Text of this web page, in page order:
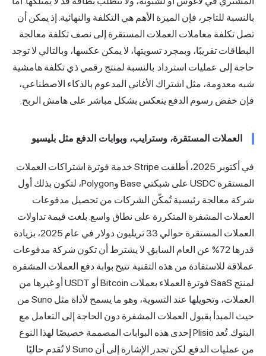
للتاجر، فإن الميزة الأهم هي التكلفة والنهائية. إذ يمكن أن
معاملات العملات المستقرة إلى نصف تكلفة معالجة
تقريبًا، وبمجرد تسويتها، لا يمكن عكسها، وبالتالي لا توجد
إلى عمليات استرداد. بالنسبة لمنتج رقمي ذي تكلفة هامشية
مثل اشتراك الأغاني المدعوم بالذكاء الاصطناعي،
رسوم الدفع ينعكس بشكل مباشر على هامش الربح.
المستقرة، وسترايب، وبوابات الدفع مثل بليسيو
2025،
أطلقت Stripe خدمة فوترة اشتراكات العملات
USDC على شبكتي Base وPolygon، لتكون بذلك أول
معالجة رئيسية تُمكّن الشركات من تحصيل مدفوعات
المشفرة المتكررة على نطاق واسع. بلغت قيمة تداولات
العملات المستقرة حوالي 33 تريليون دولار في عام 2025، بزيادة
قدرها 72% عن العام السابق. لا يشترط أن تكون شركة مدفوعات
للاستفادة من هذه التقنية. تتيحبوابة دفع العملات المشفرة
USDTأو غيرها من
العملات، وتحويلها عند التسوية، وهو ما يسمح لأداة مثل Suno من
بقبول العملات المشفرة دون الحاجة إلى التعامل مع
البنوك. تُعد Plisio إحدى هذه البوابات المصممة خصيصًا لهذا النوع
من عمليات الدفع. لكن تجدر الإشارة إلى أن Suno لا تُقدم حاليًا